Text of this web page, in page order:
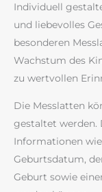
Individuell
und liebevolles
besonderen
Wachstum des
zu wertvollen
Die Messlatten
gestaltet werden.
Informationen
Geburtsdatum,
Geburt sowie